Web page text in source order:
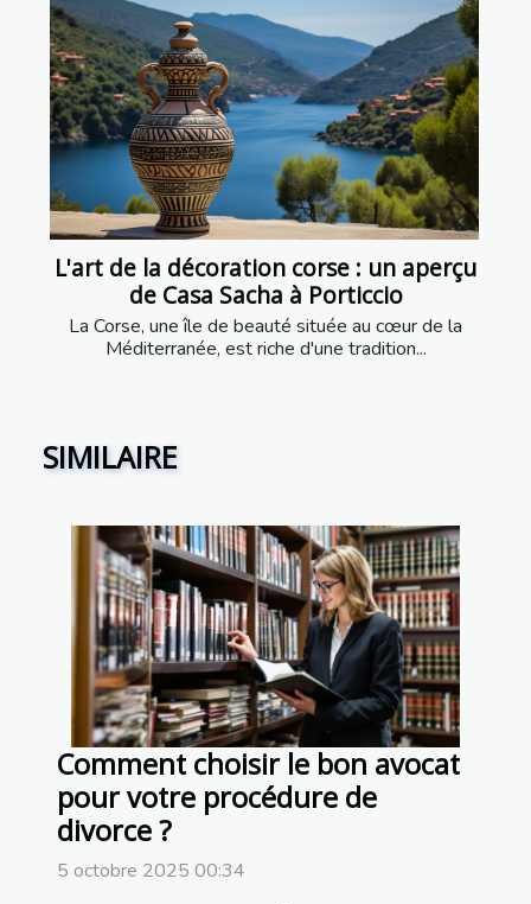
L'art de la décoration corse : un aperçu
de Casa Sacha à Porticcio
La Corse, une île de beauté située au cœur de la
Méditerranée, est riche d'une tradition...
SIMILAIRE
Comment choisir le bon avocat
pour votre procédure de
divorce ?
5 octobre 2025 00:34